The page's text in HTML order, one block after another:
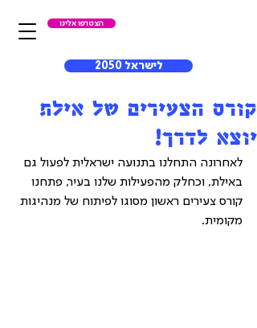
הצטרפו אלינו
לישראל 2050
קורס הצעירים של אילת
יוצא לדרך!
לאחרונה התחלנו בתנועה ישראלית לפעול גם
באילת, וכחלק מהפעילות שלנו בעיר, פתחנו
קורס צעירים ראשון מסוגו לפיתוח של מנהיגות
מקומית.